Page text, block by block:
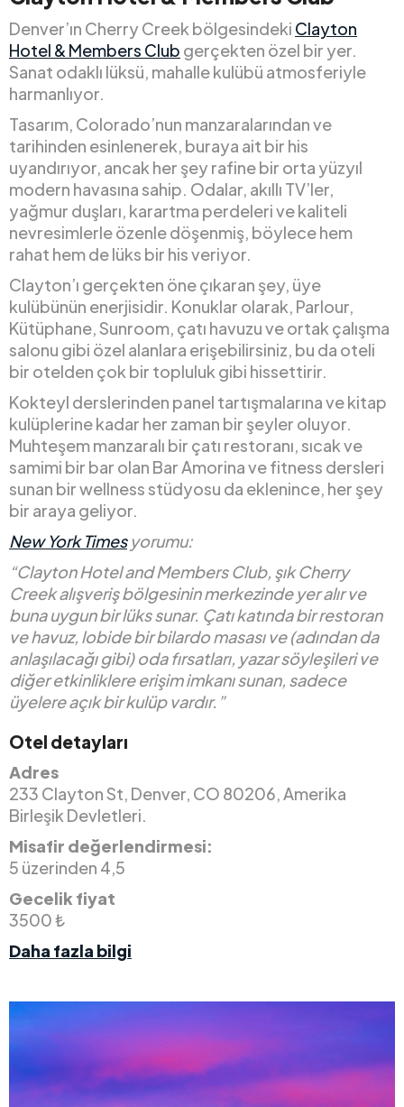
Denver’ın Cherry Creek bölgesindeki Clayton
Hotel & Members Club gerçekten özel bir yer.
Sanat odaklı lüksü, mahalle kulübü atmosferiyle
harmanlıyor.
Tasarım, Colorado’nun manzaralarından ve
tarihinden esinlenerek, buraya ait bir his
uyandırıyor, ancak her şey rafine bir orta yüzyıl
modern havasına sahip. Odalar, akıllı TV’ler,
yağmur duşları, karartma perdeleri ve kaliteli
nevresimlerle özenle döşenmiş, böylece hem
rahat hem de lüks bir his veriyor.
Clayton’ı gerçekten öne çıkaran şey, üye
kulübünün enerjisidir. Konuklar olarak, Parlour,
Kütüphane, Sunroom, çatı havuzu ve ortak çalışma
salonu gibi özel alanlara erişebilirsiniz, bu da oteli
bir otelden çok bir topluluk gibi hissettirir.
Kokteyl derslerinden panel tartışmalarına ve kitap
kulüplerine kadar her zaman bir şeyler oluyor.
Muhteşem manzaralı bir çatı restoranı, sıcak ve
samimi bir bar olan Bar Amorina ve fitness dersleri
sunan bir wellness stüdyosu da eklenince, her şey
bir araya geliyor.
New York Timesyorumu:
“Clayton Hotel and Members Club, şık Cherry
Creek alışveriş bölgesinin merkezinde yer alır ve
buna uygun bir lüks sunar. Çatı katında bir restoran
ve havuz, lobide bir bilardo masası ve (adından da
anlaşılacağı gibi) oda fırsatları, yazar söyleşileri ve
diğer etkinliklere erişim imkanı sunan, sadece
üyelere açık bir kulüp vardır.”
Otel detayları
Adres
233 Clayton St, Denver, CO 80206, Amerika
Birleşik Devletleri.
Misafir değerlendirmesi:
5 üzerinden 4,5
Gecelik fiyat
3500 ₺
Daha fazla bilgi